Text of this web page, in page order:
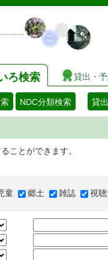
ろ検索 貸出・
NDC分類検索 貸
ことができます。
童 郷土 雑誌 視